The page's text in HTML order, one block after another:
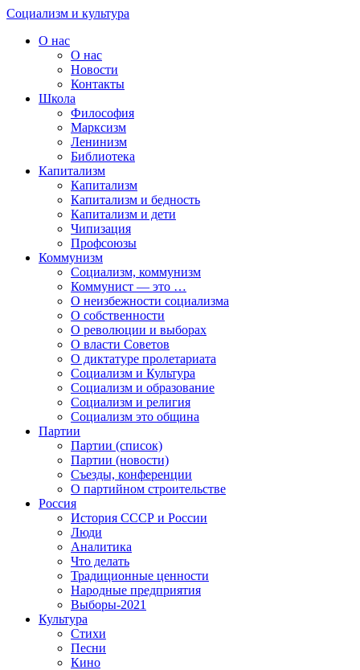
Skip
content
Социализм и культура
О нас
О нас
Новости
Контакты
Школа
Философия
Марксизм
Ленинизм
Библиотека
Капитализм
Капитализм
Капитализм и бедность
Капитализм и дети
Чипизация
Профсоюзы
Коммунизм
Социализм, коммунизм
Коммунист — это …
О неизбежности социализма
О собственности
О революции и выборах
О власти Советов
О диктатуре пролетариата
Социализм и Культура
Социализм и образование
Социализм и религия
Социализм это община
Партии
Партии (список)
Партии (новости)
Съезды, конференции
О партийном строительстве
Россия
История СССР и России
Люди
Аналитика
Что делать
Традиционные ценности
Народные предприятия
Выборы-2021
Культура
Стихи
Песни
Кино